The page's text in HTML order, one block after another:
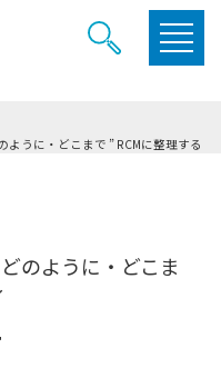
ように・どこまで ” RCMに整理する
のように・どこま